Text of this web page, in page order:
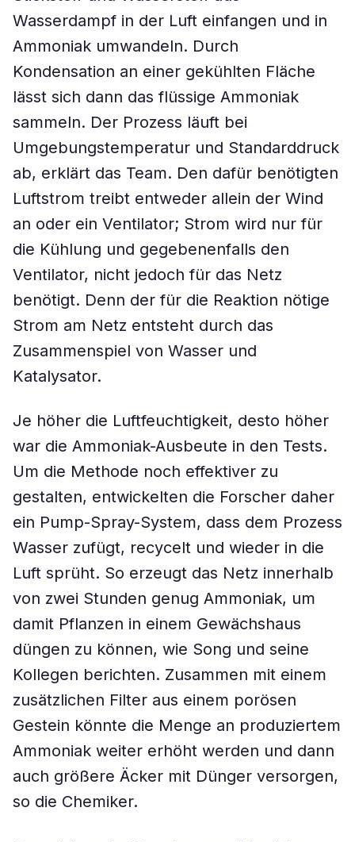
Wasserdampf in der Luft einfangen und in
Ammoniak umwandeln. Durch
Kondensation an einer gekühlten Fläche
lässt sich dann das flüssige Ammoniak
sammeln. Der Prozess läuft bei
Umgebungstemperatur und Standarddruck
ab, erklärt das Team. Den dafür benötigten
Luftstrom treibt entweder allein der Wind
an oder ein Ventilator; Strom wird nur für
die Kühlung und gegebenenfalls den
Ventilator, nicht jedoch für das Netz
benötigt. Denn der für die Reaktion nötige
Strom am Netz entsteht durch das
Zusammenspiel von Wasser und
Katalysator.
Je höher die Luftfeuchtigkeit, desto höher
war die Ammoniak-Ausbeute in den Tests.
Um die Methode noch effektiver zu
gestalten, entwickelten die Forscher daher
ein Pump-Spray-System, dass dem Prozess
Wasser zufügt, recycelt und wieder in die
Luft sprüht. So erzeugt das Netz innerhalb
von zwei Stunden genug Ammoniak, um
damit Pflanzen in einem Gewächshaus
düngen zu können, wie Song und seine
Kollegen berichten. Zusammen mit einem
zusätzlichen Filter aus einem porösen
Gestein könnte die Menge an produziertem
Ammoniak weiter erhöht werden und dann
auch größere Äcker mit Dünger versorgen,
so die Chemiker.